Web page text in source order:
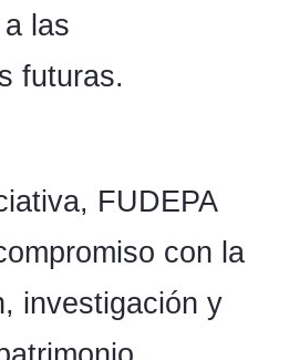
las
futuras.
FUDEPA
con la
investigación y